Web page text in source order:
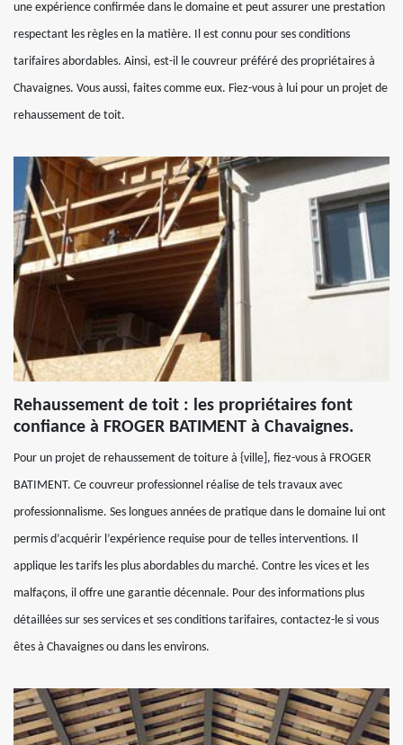
une expérience confirmée dans le domaine et peut assurer une prestation
respectant les règles en la matière. Il est connu pour ses conditions
tarifaires abordables. Ainsi, est-il le couvreur préféré des propriétaires à
Chavaignes. Vous aussi, faites comme eux. Fiez-vous à lui pour un projet de
rehaussement de toit.
Rehaussement de toit : les propriétaires font
confiance à FROGER BATIMENT à Chavaignes.
Pour un projet de rehaussement de toiture à {ville], fiez-vous à FROGER
BATIMENT. Ce couvreur professionnel réalise de tels travaux avec
professionnalisme. Ses longues années de pratique dans le domaine lui ont
permis d’acquérir l’expérience requise pour de telles interventions. Il
applique les tarifs les plus abordables du marché. Contre les vices et les
malfaçons, il offre une garantie décennale. Pour des informations plus
détaillées sur ses services et ses conditions tarifaires, contactez-le si vous
êtes à Chavaignes ou dans les environs.